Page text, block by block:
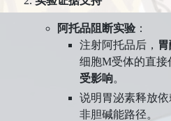
阿托品阻断实验​：
注射阿托品后，​
细胞M受体的直接
受影响。
说明胃泌素释放依
非胆碱能路径。